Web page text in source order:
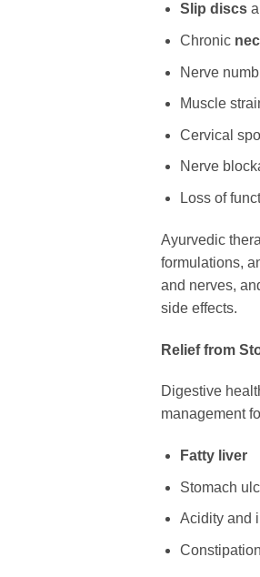
Slip discs
Chronic
Nerve
Muscle
Cervical
Nerve
Loss of
Ayurvedic
formulations,
and nerves,
side effects.
Relief from
Digestive
management
Fatty liver
Stomach
Acidity and